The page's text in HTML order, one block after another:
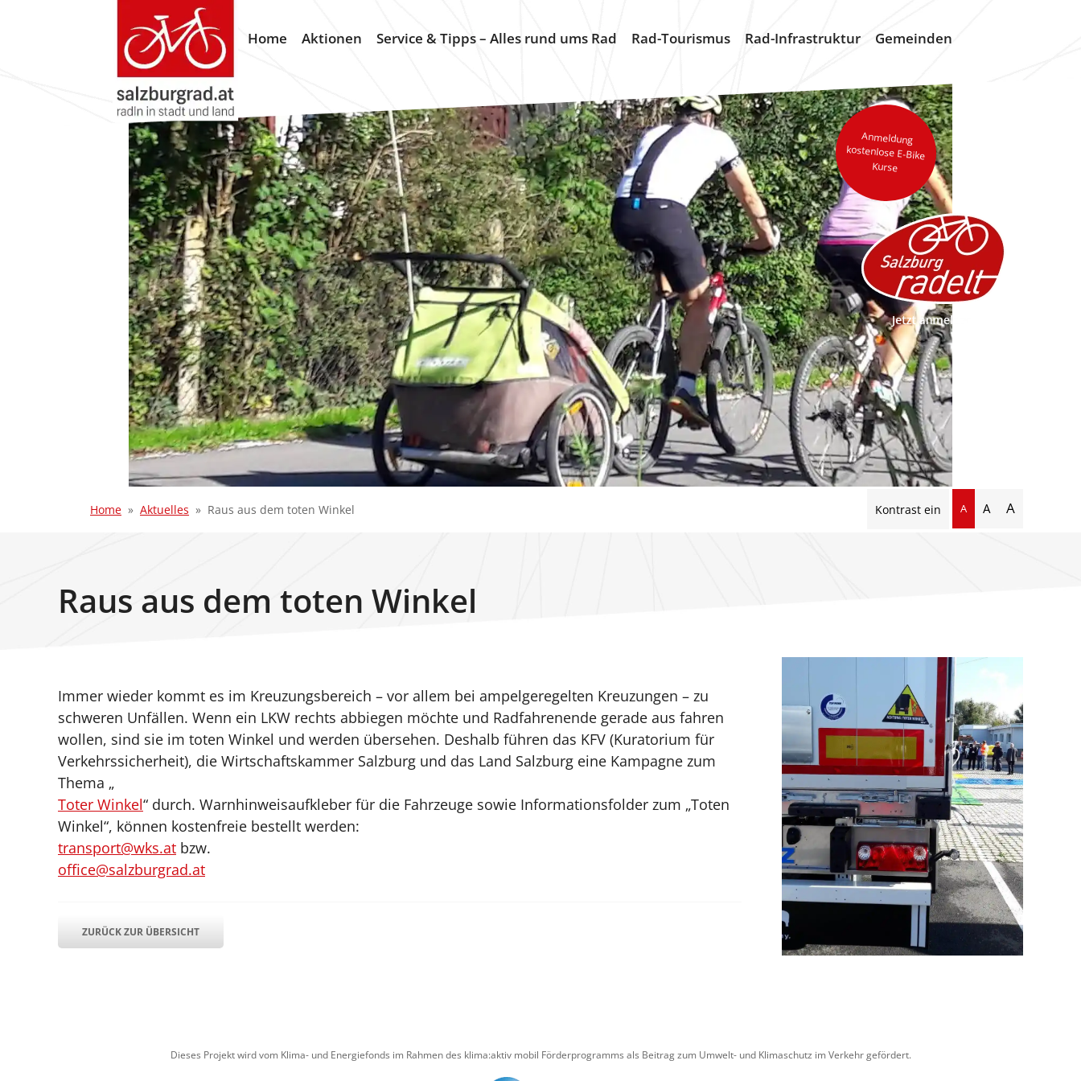
Home Aktionen Service & Tipps – Alles rund ums Rad Rad-Tourismus Rad-Infrastruktur Gemeinden
Anmeldung
kostenlose E-Bike
Kurse
Home Aktuelles Raus aus dem toten Winkel Kontrast ein A A A
Raus aus dem toten Winkel
Immer wieder kommt es im Kreuzungsbereich – vor allem bei ampelgeregelten Kreuzungen – zu
schweren Unfällen. Wenn ein LKW rechts abbiegen möchte und Radfahrenende gerade aus fahren
wollen, sind sie im toten Winkel und werden übersehen. Deshalb führen das KFV (Kuratorium für
Verkehrssicherheit), die Wirtschaftskammer Salzburg und das Land Salzburg eine Kampagne zum
Thema „
Toter Winkel“ durch. Warnhinweisaufkleber für die Fahrzeuge sowie Informationsfolder zum „Toten
Winkel“, können kostenfreie bestellt werden:
transport@wks.at bzw.
office@salzburgrad.at
ZURÜCK ZUR ÜBERSICHT
Dieses Projekt wird vom Klima- und Energiefonds im Rahmen des klima:aktiv mobil Förderprogramms als Beitrag zum Umwelt- und Klimaschutz im Verkehr gefördert.